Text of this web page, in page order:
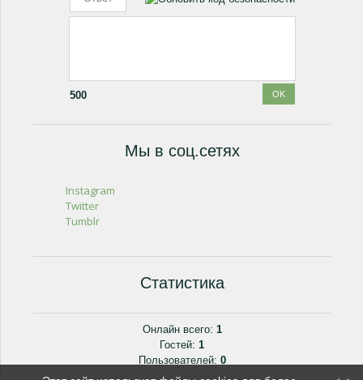
500
Мы в соц.сетях
Instagram
Twitter
Tumblr
Статистика
Онлайн всего: 1
Гостей: 1
Пользователей: 0